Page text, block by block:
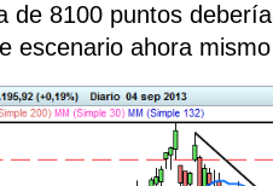
de 8100 puntos
escenario ahora